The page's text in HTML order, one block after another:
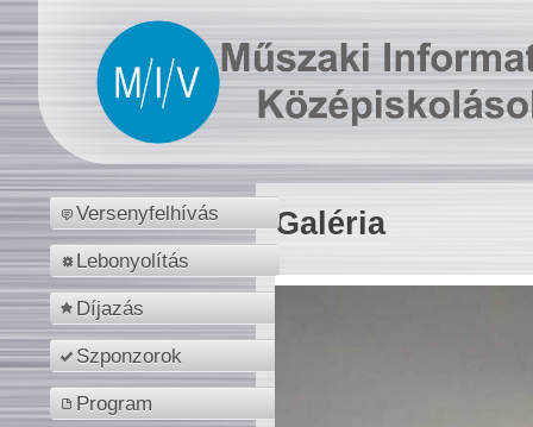
Versenyfelhívás
Lebonyolítás
Díjazás
Szponzorok
Program
Galéria